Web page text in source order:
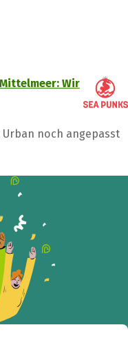
Wir
noch angepasst
Schließen